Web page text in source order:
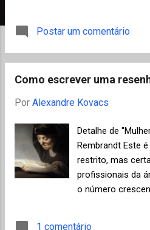
Romance, Conto,
permitindo a
no Brasil. Na
profissionais do
Júri de Avaliação
brasileiros, 3
portugueses.
agosto, cada
clique aqui para
Postar um comentário
Como escrever uma
Por Alexandre Kovacs
Detalhe de
Rembrandt Este
restrito, mas
profissionais da
o número
1 comentário